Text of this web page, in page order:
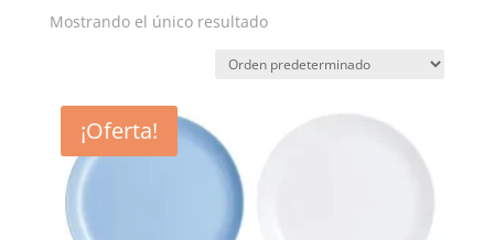
Mostrando el único resultado
¡Oferta!